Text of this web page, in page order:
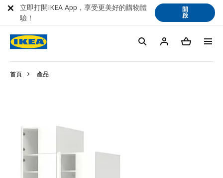
首頁 產品
立即打開IKEA App，享受更美好的購物體
驗！
開
啟